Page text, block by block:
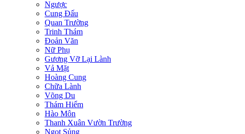
Ngược
Cung Đấu
Quan Trường
Trinh Thám
Đoản Văn
Nữ Phụ
Gương Vỡ Lại Lành
Vả Mặt
Hoàng Cung
Chữa Lành
Võng Du
Thám Hiểm
Hào Môn
Thanh Xuân Vườn Trường
Ngọt Sủng